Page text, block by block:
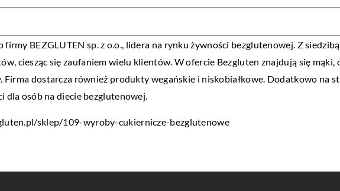
BEZGLUTEN sp. z o.o., lidera na rynku żywności bezglutenowej. Z
ciesząc się zaufaniem wielu klientów. W ofercie Bezgluten znajdują się mąki,
Firma dostarcza również produkty wegańskie i niskobiałkowe. Dodatkowo na
osób na diecie bezglutenowej.
sklep/109-wyroby-cukiernicze-bezglutenowe